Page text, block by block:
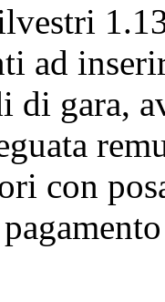
ad
di gara,
con